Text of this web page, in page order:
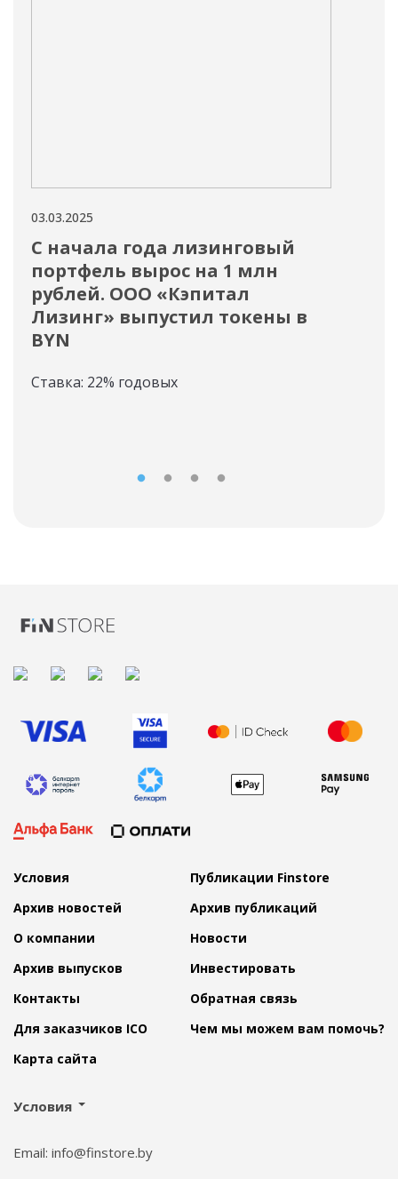
03.03.2025
С начала года лизинговый
портфель вырос на 1 млн
рублей. ООО «Кэпитал
Лизинг» выпустил токены в
BYN
Ставка: 22% годовых
Условия
Публикации Finstore
Архив новостей
Архив публикаций
О компании
Новости
Архив выпусков
Инвестировать
Контакты
Обратная связь
Для заказчиков ICO
Чем мы можем вам помочь?
Карта сайта
Условия
Email: info@finstore.by